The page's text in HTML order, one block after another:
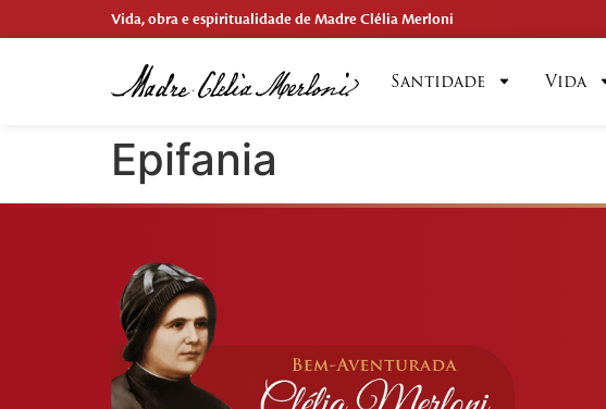
Vida, obra e espiritualidade de Madre Clélia Merloni
Santidade Vida
Epifania